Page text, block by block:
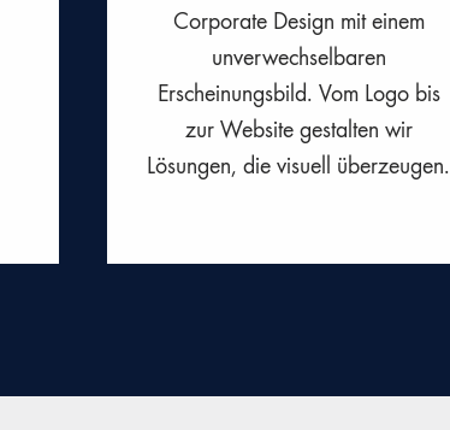
Corporate Design mit einem
unverwechselbaren
Erscheinungsbild. Vom Logo bis
zur Website gestalten wir
Lösungen, die visuell überzeugen.